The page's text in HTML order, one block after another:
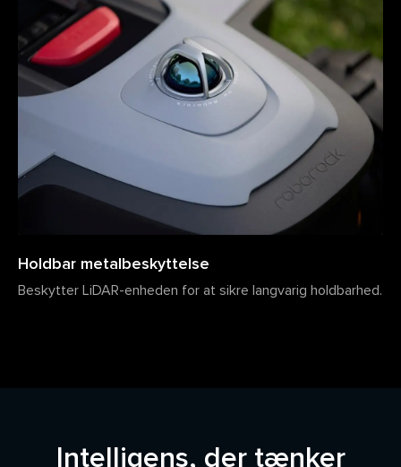
Holdbar metalbeskyttelse
Beskytter LiDAR-enheden for at sikre langvarig holdbarhed.
Intelligens, der tænker